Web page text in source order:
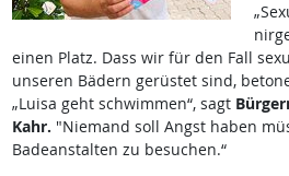
einen Platz. Dass wir für den Fall
unseren Bädern gerüstet sind,
„Luisa geht schwimmen“, sagt
Kahr. "Niemand soll Angst haben
Badeanstalten zu besuchen.“